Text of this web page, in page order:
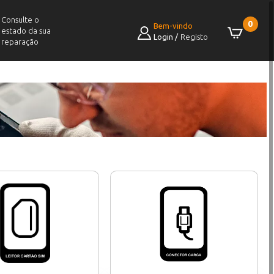
Consulte o
estado da sua
reparação
0
Bem-vindo
Login / Registo